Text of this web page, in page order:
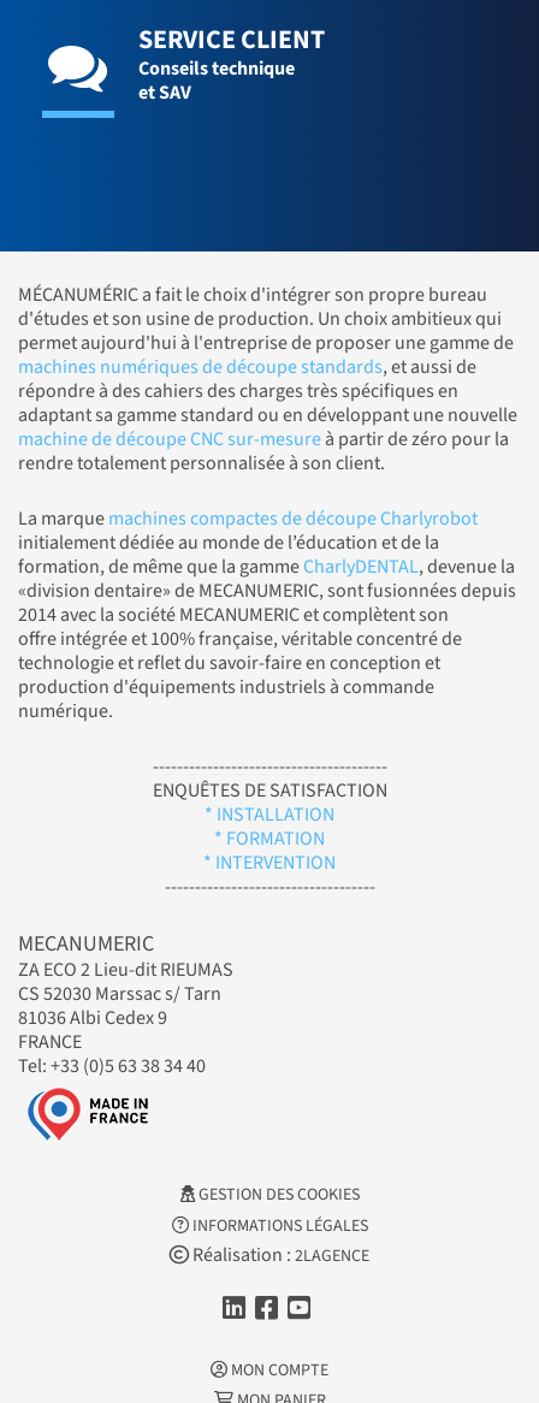
SERVICE CLIENT
Conseils technique
et SAV
MÉCANUMÉRIC a fait le choix d'intégrer son propre bureau
d'études et son usine de production. Un choix ambitieux qui
permet aujourd'hui à l'entreprise de proposer une gamme de
machines numériques de découpe standards, et aussi de
répondre à des cahiers des charges très spécifiques en
adaptant sa gamme standard ou en développant une nouvelle
machine de découpe CNC sur-mesureà partir de zéro pour la
rendre totalement personnalisée à son client.
La marquemachines compactes de découpe Charlyrobot
initialement dédiée au monde de l’éducation et de la
formation, de même que la gammeCharlyDENTAL, devenue la
«division dentaire» de MECANUMERIC, sont fusionnées depuis
2014 avec la société MECANUMERIC et complètent son
offre intégrée et 100% française, véritable concentré de
technologie et reflet du savoir-faire en conception et
production d'équipements industriels à commande
numérique.
---------------------------------------
ENQUÊTES DE SATISFACTION
* INSTALLATION
* FORMATION
* INTERVENTION
-----------------------------------
MECANUMERIC
ZA ECO 2 Lieu-dit RIEUMAS
CS 52030 Marssac s/ Tarn
81036 Albi Cedex 9
FRANCE
Tel: +33 (0)5 63 38 34 40
GESTION DES COOKIES
INFORMATIONS LÉGALES
Réalisation : 2LAGENCE
MON COMPTE